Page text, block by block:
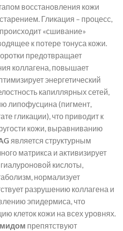
восстановления кожи
Гликация – процесс,
«сшивание»
к потере тонуса кожи.
предотвращает
коллагена, повышает
энергетический
капиллярных сетей,
липофусцина (пигмент,
гликации), что приводит к
кожи, выравниванию
является структурным
матрикса и активизирует
кислоты,
нормализует
разрушению коллагена и
эпидермиса, что
клеток кожи на всех уровнях.
препятствуют